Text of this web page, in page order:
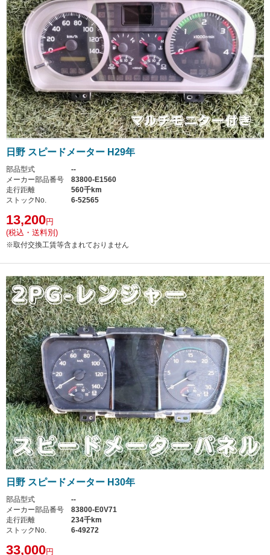
日野 スピードメーター H29年
部品型式
--
メーカー部品番号
83800-E1560
走行距離
560千km
ストックNo.
6-52565
13,200円
(税込・送料別)
※取付交換工賃等含まれておりません
日野 スピードメーター H30年
部品型式
--
メーカー部品番号
83800-E0V71
走行距離
234千km
ストックNo.
6-49272
33,000円